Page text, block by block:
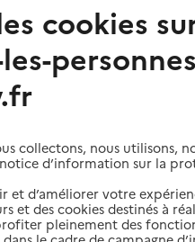
à domicile
services autour de San-
cookies
collectons, nous utilisons,
d’information sur la
et d’améliorer votre
et des cookies destinés à
pleinement des